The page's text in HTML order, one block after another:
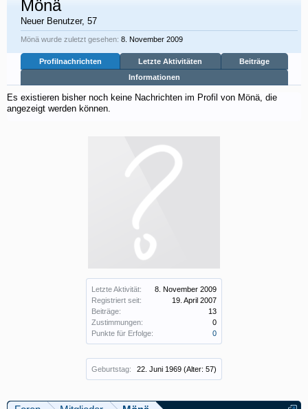
Letzte Aktivität:
8. November 2009
Registriert seit:
19. April 2007
Beiträge:
13
Zustimmungen:
0
Punkte für Erfolge:
0
Geburtstag: 22. Juni 1969 (Alter: 57)
Mönä
Neuer Benutzer, 57
Mönä wurde zuletzt gesehen: 8. November 2009
Profilnachrichten Letzte Aktivitäten
Beiträge
Informationen
Es existieren bisher noch keine Nachrichten im Profil von Mönä, die
angezeigt werden können.